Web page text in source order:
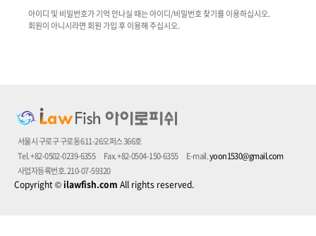
아이디 및 비밀번호가 기억 안나실 때는 아이디/비밀번호 찾기를 이용하십시오.
회원이 아니시라면 회원 가입 후 이용해 주십시오.
서울시 구로구 구로동 611-26오퍼스 366호
Tel. +82-0502-0239-6355
Fax. +82-0504-150-6355 E-mail.yoon1530@gmail.com
사업자등록번호. 210-07-59320
Copyright©ilawfish.com All rights reserved.